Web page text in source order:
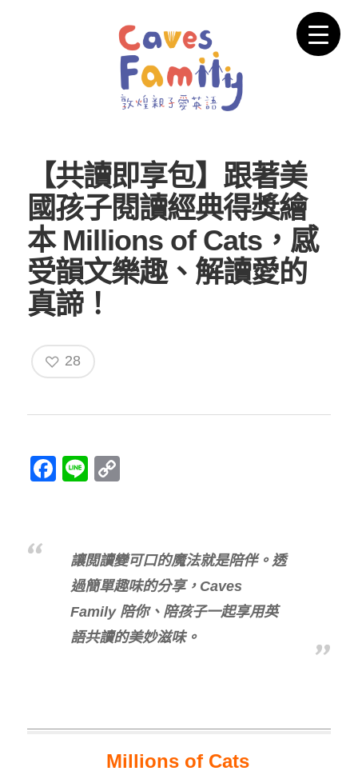
【共讀即享包】跟著美
國孩子閱讀經典得獎繪
本 Millions of Cats，感
受韻文樂趣、解讀愛的
真諦！
28
Facebook
Line
讓閲讀變可口的魔法就是陪伴。透
過簡單趣味的分享，Caves
Family 陪你、陪孩子一起享用英
語共讀的美妙滋味。
Millions of Cats